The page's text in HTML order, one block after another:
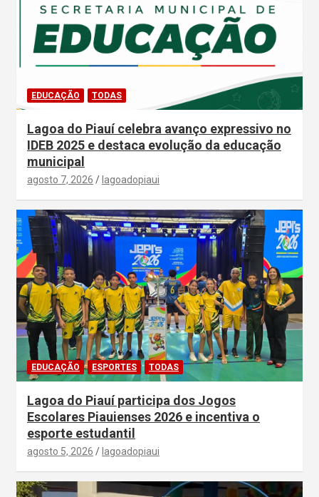
EDUCAÇÃO TODAS
Lagoa do Piauí celebra avanço expressivo no
IDEB 2025 e destaca evolução da educação
municipal
agosto 7, 2026 lagoadopiaui
EDUCAÇÃO ESPORTES TODAS
Lagoa do Piauí participa dos Jogos
Escolares Piauienses 2026 e incentiva o
esporte estudantil
agosto 5, 2026 lagoadopiaui